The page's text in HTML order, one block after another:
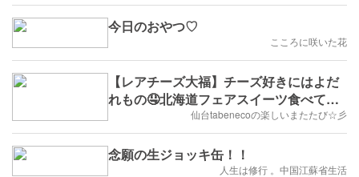
今日のおやつ♡
こころに咲いた花
【レアチーズ大福】チーズ好きにはよだ
れもの🤤北海道フェアスイーツ食べてみ
たじょ(๑ÒωÓ๑)仙台tabenecoの楽しいまたたび☆彡
念願の生ジョッキ缶！！
人生は修行 。中国江蘇省生活